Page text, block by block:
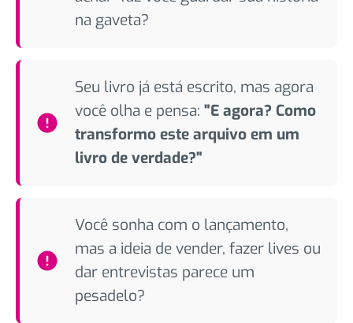
na gaveta?
Seu livro já está escrito, mas agora
você olha e pensa: "E agora? Como
transformo este arquivo em um
livro de verdade?"
Você sonha com o lançamento,
mas a ideia de vender, fazer lives ou
dar entrevistas parece um
pesadelo?